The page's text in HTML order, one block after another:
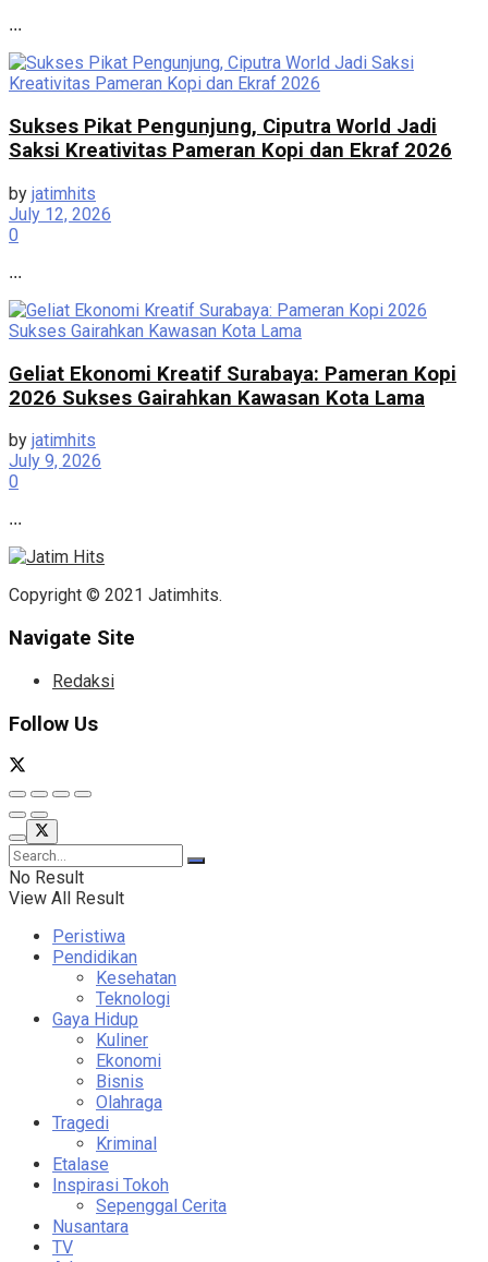
...
Sukses Pikat Pengunjung, Ciputra World Jadi
Saksi Kreativitas Pameran Kopi dan Ekraf 2026
by jatimhits
July 12, 2026
0
...
Geliat Ekonomi Kreatif Surabaya: Pameran Kopi
2026 Sukses Gairahkan Kawasan Kota Lama
by jatimhits
July 9, 2026
0
...
Copyright © 2021 Jatimhits.
Navigate Site
Redaksi
Follow Us
No Result
View All Result
Peristiwa
Pendidikan
Kesehatan
Teknologi
Gaya Hidup
Kuliner
Ekonomi
Bisnis
Olahraga
Tragedi
Kriminal
Etalase
Inspirasi Tokoh
Sepenggal Cerita
Nusantara
TV